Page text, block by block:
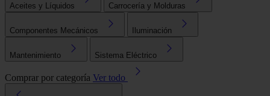
Aceites y Líquidos Carrocería y Molduras
Componentes Mecánicos Iluminación
Mantenimiento Sistema Eléctrico
Comprar por categoría Ver todo